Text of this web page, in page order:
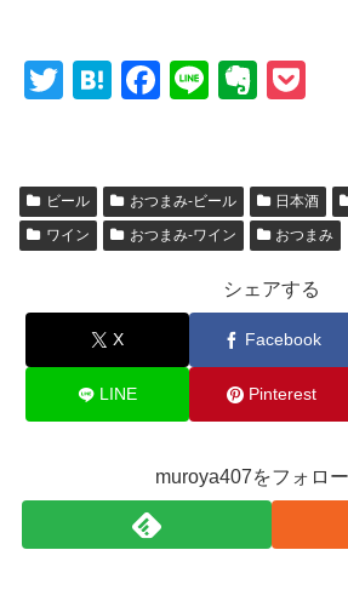
T
er
H
n
a
F
e
b
o
Li
E
n
ot
e
et
ビール おつまみ-ビール 日本酒
ワイン
おつまみ-ワイン おつまみ
シェアする
X Facebook
LINE Pinterest
muroya407をフォロ